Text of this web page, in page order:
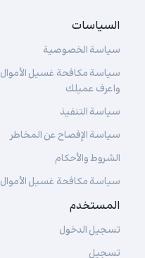
السياسات
سياسة الخصوصية
سياسة مكافحة غسيل الأموال
واعرف عميلك
سياسة التنفيذ
سياسة الإفصاح عن المخاطر
الشروط والأحكام
سياسة مكافحة غسيل الأموال
المستخدم
تسجيل الدخول
تسجيل